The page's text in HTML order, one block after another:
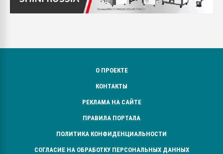
О ПРОЕКТЕ
КОНТАКТЫ
РЕКЛАМА НА САЙТЕ
ПРАВИЛА ПОРТАЛА
ПОЛИТИКА КОНФИДЕНЦИАЛЬНОСТИ
СОГЛАСИЕ НА ОБРАБОТКУ ПЕРСОНАЛЬНЫХ ДАННЫХ